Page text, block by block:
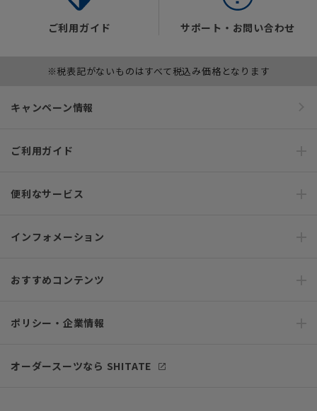
ご利用ガイド サポート・お問い合わせ
※税表記がないものはすべて税込み価格となります
キャンペーン情報
ご利用ガイド
便利なサービス
インフォメーション
おすすめコンテンツ
ポリシー・企業情報
オーダースーツなら SHITATE